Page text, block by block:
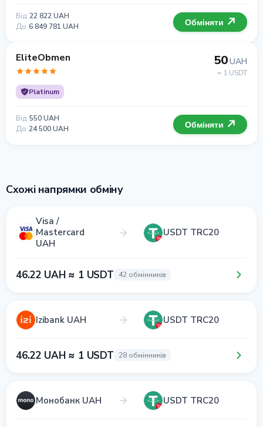
Від 22 822 UAH
До 6 849 781 UAH Обміняти
EliteObmen
Platinum
50UAH
= 1 USDT
Від 550 UAH
До 24 500 UAH Обміняти
Схожі напрямки обміну
Visa /
Mastercard
UAH
USDT TRC20
46.22 UAH ≈ 1 USDT 42 обмінників
Izibank UAH USDT TRC20
46.22 UAH ≈ 1 USDT 28 обмінників
Монобанк UAH USDT TRC20